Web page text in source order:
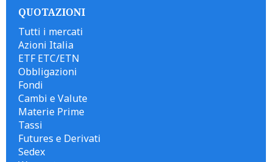
QUOTAZIONI
Tutti i mercati
Azioni Italia
ETF ETC/ETN
Obbligazioni
Fondi
Cambi e Valute
Materie Prime
Tassi
Futures e Derivati
Sedex